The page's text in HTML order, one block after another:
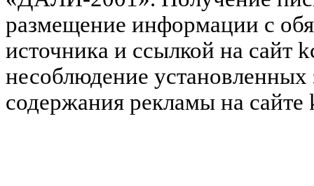
размещение информации с
источника и ссылкой на сайт
несоблюдение установленных
содержания рекламы на сайте